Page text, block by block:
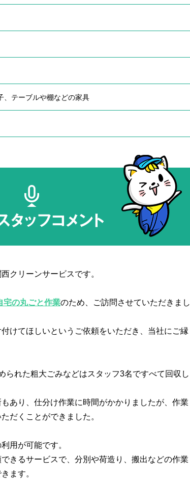
、テーブルや棚などの家具
タッフコメント
クリーンサービスです。
宅の丸ごと作業のため、ご訪問させていただきまし
けてほしいというご依頼をいただき、当社にご縁
られた粗大ごみなどはスタッフ3名ですべて回収し
あり、仕分け作業に時間がかかりましたが、作業
だくことができました。
用が可能です。
きるサービスで、分別や荷造り、搬出などの作業
ます。